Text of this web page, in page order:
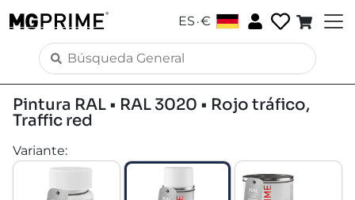
ES .€
Pintura RAL • RAL 3020 • Rojo tráfico,
Traffic red
Variante: